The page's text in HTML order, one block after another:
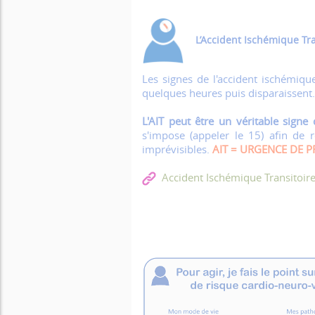
L’Accident Ischémique
Les signes de l'accident
quelques heures puis disparaissent.
L'AIT peut être un véritable signe
s'impose (appeler le 15) afin de
imprévisibles. AIT = URGENCE DE
Accident Ischémique